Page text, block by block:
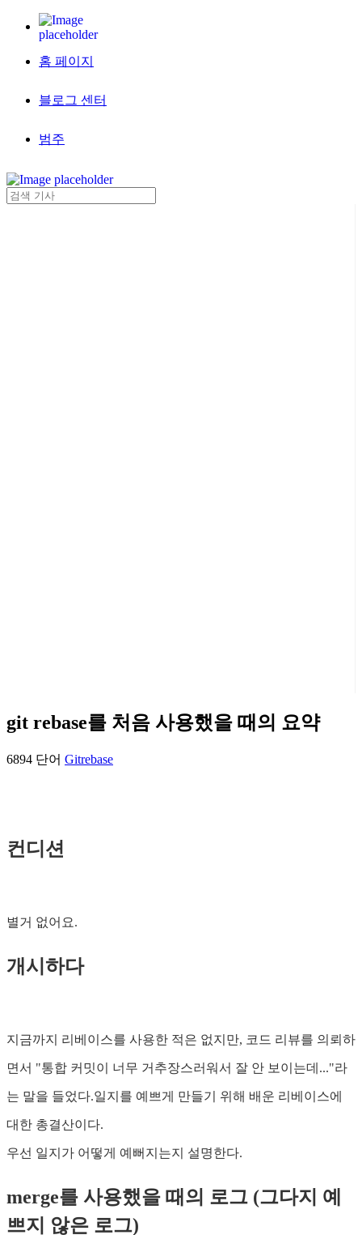
홈 페이지
블로그 센터
범주
git rebase를 처음 사용했을 때의 요약
6894 단어 Gitrebase
컨디션
별거 없어요.
개시하다
지금까지 리베이스를 사용한 적은 없지만, 코드 리뷰를 의뢰하
면서 "통합 커밋이 너무 거추장스러워서 잘 안 보이는데..."라
는 말을 들었다.일지를 예쁘게 만들기 위해 배운 리베이스에
대한 총결산이다.
우선 일지가 어떻게 예뻐지는지 설명한다.
merge를 사용했을 때의 로그 (그다지 예
쁘지 않은 로그)